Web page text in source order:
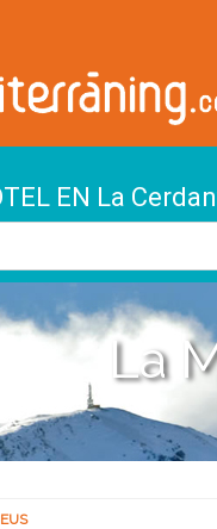
EN La
La